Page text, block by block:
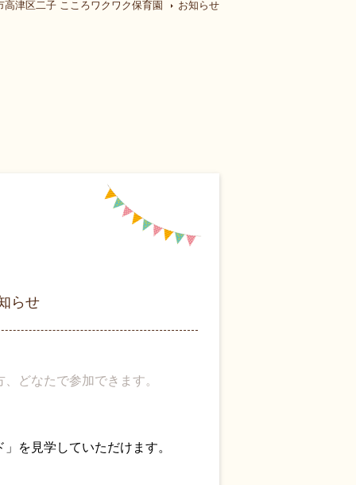
高津区二子 こころワクワク保育園 お知らせ
らせ
どなたで参加できます。
を見学していただけます。